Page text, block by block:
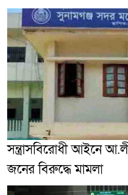
সন্ত্রাসবিরোধী আইনে
জনের বিরুদ্ধে মামলা